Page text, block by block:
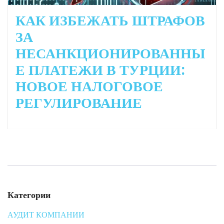
КАК ИЗБЕЖАТЬ ШТРАФОВ
ЗА
НЕСАНКЦИОНИРОВАННЫ
Е ПЛАТЕЖИ В ТУРЦИИ:
НОВОЕ НАЛОГОВОЕ
РЕГУЛИРОВАНИЕ
Категории
АУДИТ КОМПАНИИ